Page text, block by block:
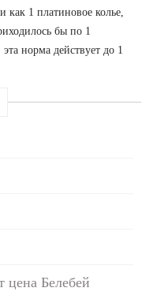
как 1 платиновое колье,
бы по 1
норма действует до 1
Белебей